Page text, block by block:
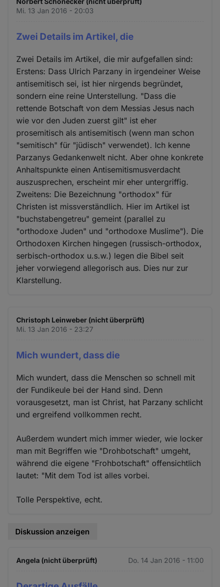
Mi. 13 Jan 2016 - 20:03
Zwei Details im Artikel, die
Zwei Details im Artikel, die mir aufgefallen sind:
Erstens: Dass Ulrich Parzany in irgendeiner Weise
antisemitisch sei, ist hier nirgends begründet,
sondern eine reine Unterstellung. "Dass die
rettende Botschaft von dem Messias Jesus nach
wie vor den Juden zuerst gilt" ist eher
prosemitisch als antisemitisch (wenn man schon
"semitisch" für "jüdisch" verwendet). Ich kenne
Parzanys Gedankenwelt nicht. Aber ohne konkrete
Anhaltspunkte einen Antisemitismusverdacht
auszusprechen, erscheint mir eher untergriffig.
Zweitens: Die Bezeichnung "orthodox" für
Christen ist missverständlich. Hier im Artikel ist
"buchstabengetreu" gemeint (parallel zu
"orthodoxe Juden" und "orthodoxe Muslime"). Die
Orthodoxen Kirchen hingegen (russisch-orthodox,
serbisch-orthodox u.s.w.) legen die Bibel seit
jeher vorwiegend allegorisch aus. Dies nur zur
Klarstellung.
Christoph Leinweber (nicht überprüft)
Mi. 13 Jan 2016 - 23:27
Mich wundert, dass die
Mich wundert, dass die Menschen so schnell mit
der Fundikeule bei der Hand sind. Denn
vorausgesetzt, man ist Christ, hat Parzany schlicht
und ergreifend vollkommen recht.
Außerdem wundert mich immer wieder, wie locker
man mit Begriffen wie "Drohbotschaft" umgeht,
während die eigene "Frohbotschaft" offensichtlich
lautet: "Mit dem Tod ist alles vorbei.
Tolle Perspektive, echt.
Diskussion anzeigen
Angela (nicht überprüft) Do. 14 Jan 2016 - 11:00